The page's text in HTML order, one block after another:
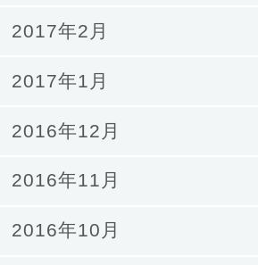
2017年2月
2017年1月
2016年12月
2016年11月
2016年10月